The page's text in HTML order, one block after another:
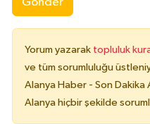
Gönder
Yorum yazarak topluluk
ve tüm sorumluluğu
Alanya Haber - Son
Alanya hiçbir şekilde